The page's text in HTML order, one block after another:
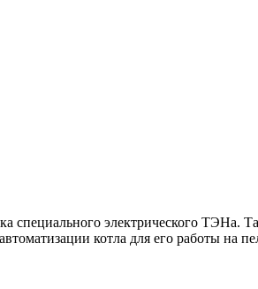
специального электрического ТЭНа.
котла для его работы на